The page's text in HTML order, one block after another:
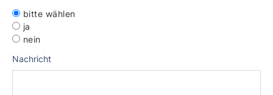
bitte wählen
ja
nein
Nachricht